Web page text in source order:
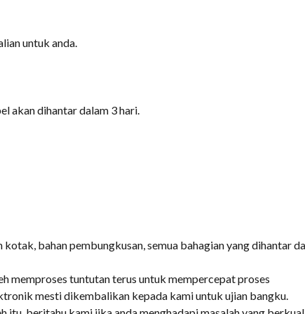
untuk anda.
akan dihantar dalam 3 hari.
kotak, bahan pembungkusan, semua bahagian yang dihantar
memproses tuntutan terus untuk mempercepat proses
mesti dikembalikan kepada kami untuk ujian bangku.